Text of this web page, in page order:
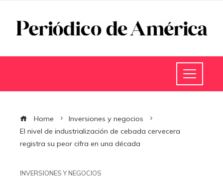
Home
Inversiones y negocios
El nivel de industrialización de cebada cervecera
registra su peor cifra en una década
INVERSIONES Y NEGOCIOS